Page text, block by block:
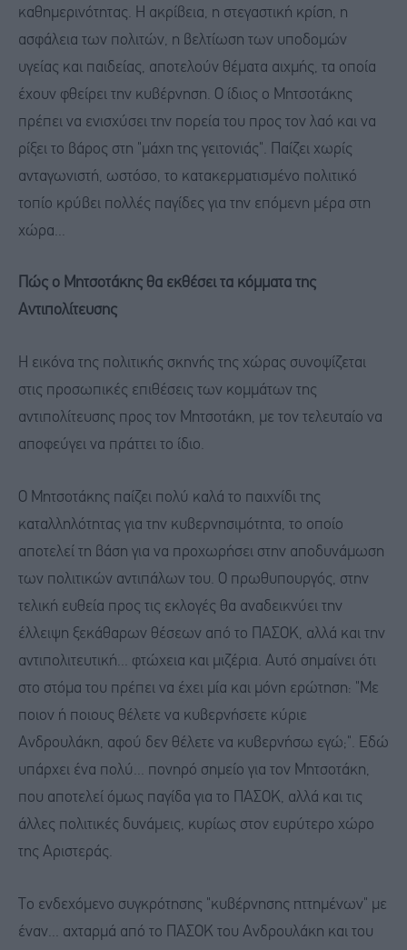
καθημερινότητας. Η ακρίβεια, η στεγαστική κρίση, η
ασφάλεια των πολιτών, η βελτίωση των υποδομών
υγείας και παιδείας, αποτελούν θέματα αιχμής, τα οποία
έχουν φθείρει την κυβέρνηση. Ο ίδιος ο Μητσοτάκης
πρέπει να ενισχύσει την πορεία του προς τον λαό και να
ρίξει το βάρος στη "μάχη της γειτονιάς". Παίζει χωρίς
ανταγωνιστή, ωστόσο, το κατακερματισμένο πολιτικό
τοπίο κρύβει πολλές παγίδες για την επόμενη μέρα στη
χώρα...
Πώς ο Μητσοτάκης θα εκθέσει τα κόμματα της
Αντιπολίτευσης
Η εικόνα της πολιτικής σκηνής της χώρας συνοψίζεται
στις προσωπικές επιθέσεις των κομμάτων της
αντιπολίτευσης προς τον Μητσοτάκη, με τον τελευταίο να
αποφεύγει να πράττει το ίδιο.
Ο Μητσοτάκης παίζει πολύ καλά το παιχνίδι της
καταλληλότητας για την κυβερνησιμότητα, το οποίο
αποτελεί τη βάση για να προχωρήσει στην αποδυνάμωση
των πολιτικών αντιπάλων του. Ο πρωθυπουργός, στην
τελική ευθεία προς τις εκλογές θα αναδεικνύει την
έλλειψη ξεκάθαρων θέσεων από το ΠΑΣΟΚ, αλλά και την
αντιπολιτευτική... φτώχεια και μιζέρια. Αυτό σημαίνει ότι
στο στόμα του πρέπει να έχει μία και μόνη ερώτηση: "Με
ποιον ή ποιους θέλετε να κυβερνήσετε κύριε
Ανδρουλάκη, αφού δεν θέλετε να κυβερνήσω εγώ;". Εδώ
υπάρχει ένα πολύ... πονηρό σημείο για τον Μητσοτάκη,
που αποτελεί όμως παγίδα για το ΠΑΣΟΚ, αλλά και τις
άλλες πολιτικές δυνάμεις, κυρίως στον ευρύτερο χώρο
της Αριστεράς.
Το ενδεχόμενο συγκρότησης "κυβέρνησης ηττημένων" με
έναν... αχταρμά από το ΠΑΣΟΚ του Ανδρουλάκη και του